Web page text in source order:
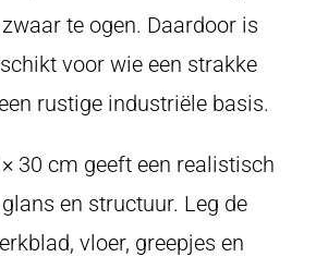
te ogen. Daardoor is
voor wie een strakke
rustige industriële basis.
30 cm geeft een realistisch
en structuur. Leg de
vloer, greepjes en